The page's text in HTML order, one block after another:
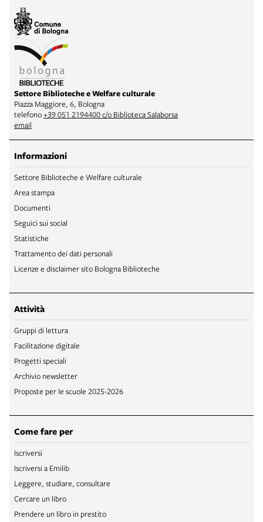
Settore Biblioteche e Welfare culturale
Piazza Maggiore, 6, Bologna
telefono+39 051 2194400 c/o Biblioteca Salaborsa
email
Informazioni
Settore Biblioteche e Welfare culturale
Area stampa
Documenti
Seguici sui social
Statistiche
Trattamento dei dati personali
Licenze e disclaimer sito Bologna Biblioteche
Attività
Gruppi di lettura
Facilitazione digitale
Progetti speciali
Archivio newsletter
Proposte per le scuole 2025-2026
Come fare per
Iscriversi
Iscriversi a Emilib
Leggere, studiare, consultare
Cercare un libro
Prendere un libro in prestito